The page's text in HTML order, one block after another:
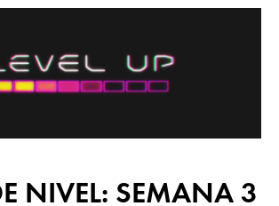
NIVEL: SEMANA 3